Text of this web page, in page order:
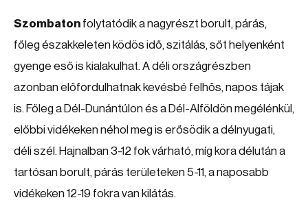
Szombaton folytatódik a nagyrészt borult, párás,
főleg északkeleten ködös idő, szitálás, sőt helyenként
gyenge eső is kialakulhat. A déli országrészben
azonban előfordulhatnak kevésbé felhős, napos tájak
is. Főleg a Dél-Dunántúlon és a Dél-Alföldön megélénkül,
előbbi vidékeken néhol meg is erősödik a délnyugati,
déli szél. Hajnalban 3-12 fok várható, míg kora délután a
tartósan borult, párás területeken 5-11, a naposabb
vidékeken 12-19 fokra van kilátás.